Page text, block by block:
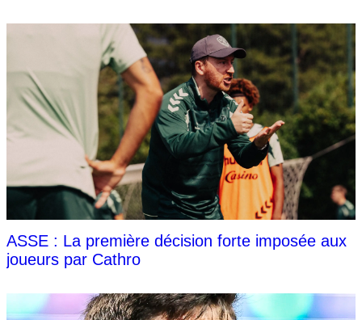
ASSE : La première décision forte imposée aux
joueurs par Cathro